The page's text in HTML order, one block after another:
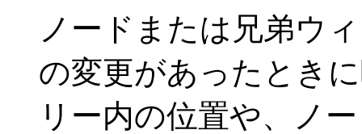
ノードまたは兄弟ウ
の変更があったとき
リー内の位置や、ノ